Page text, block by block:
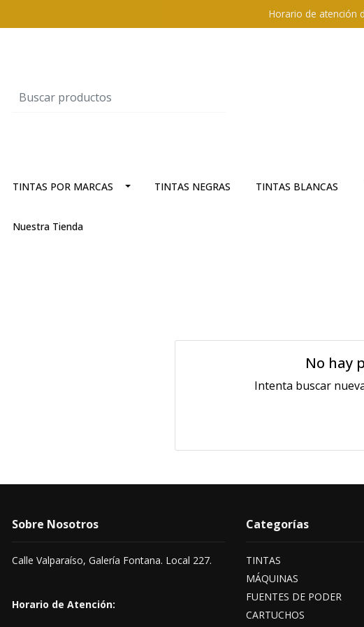
Horario de atención
TINTAS POR MARCAS TINTAS NEGRAS TINTAS BLANCAS
Nuestra Tienda
No hay
Intenta buscar
Sobre Nosotros
Calle Valparaíso, Galería Fontana. Local 227.
Horario de Atención:
Categorías
TINTAS
MÁQUINAS
FUENTES DE PODER
CARTUCHOS